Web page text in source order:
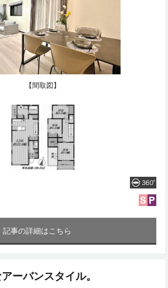
【間取図】
記事の詳細はこちら
ーバンスタイル。